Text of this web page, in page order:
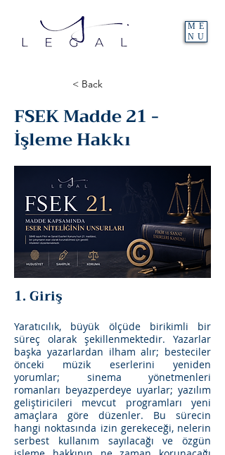
ME
NU
< Back
FSEK Madde 21 -
İşleme Hakkı
1. Giriş
Yaratıcılık, büyük ölçüde birikimli bir
süreç olarak şekillenmektedir. Yazarlar
başka yazarlardan ilham alır; besteciler
önceki müzik eserlerini yeniden
yorumlar; sinema yönetmenleri
romanları beyazperdeye uyarlar; yazılım
geliştiricileri mevcut programları yeni
amaçlara göre düzenler. Bu sürecin
hangi noktasında izin gerekeceği, nelerin
serbest kullanım sayılacağı ve özgün